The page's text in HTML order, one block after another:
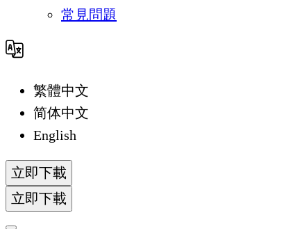
常見問題
繁體中文
简体中文
English
立即下載
立即下載